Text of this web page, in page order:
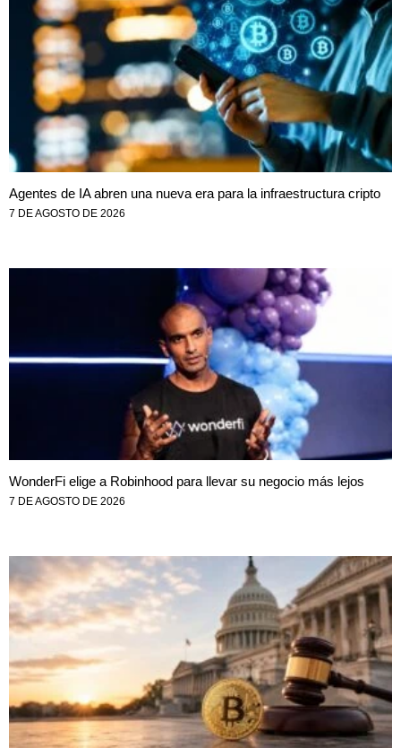
Agentes de IA abren una nueva era para la infraestructura cripto
7 DE AGOSTO DE 2026
WonderFi elige a Robinhood para llevar su negocio más lejos
7 DE AGOSTO DE 2026